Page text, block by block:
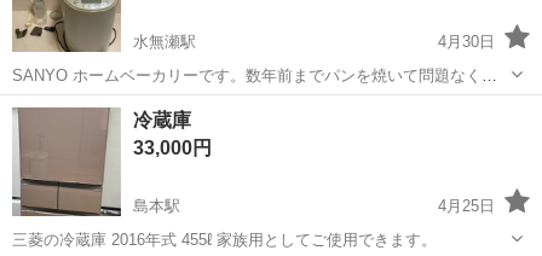
水無瀬駅
4月30日
SANYO ホームベーカリーです。数年前までパンを焼いて問題なく使
えていました。最近は全く使用する機会がなく、出品いたしました。
通電確認済みです。 パンケースを取り出してから本体の中の底を見る
と数カ所黒いサビのようなものがあ...
大阪 三島郡 水無瀬駅
冷蔵庫
33,000円
島本駅
4月25日
三菱の冷蔵庫 2016年式 455ℓ 家族用としてご使用できます。